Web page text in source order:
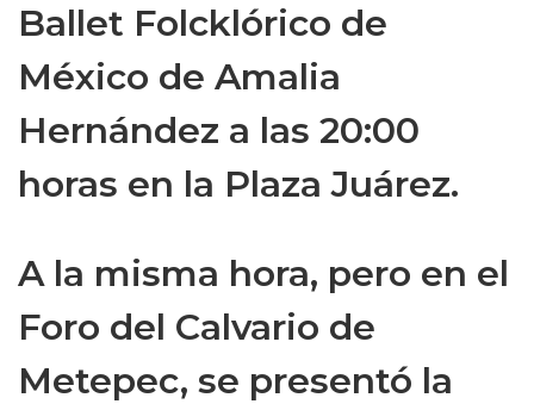
Ballet Folcklórico de
México de Amalia
Hernández a las 20:00
horas en la Plaza Juárez.
A la misma hora, pero en el
Foro del Calvario de
Metepec, se presentó la